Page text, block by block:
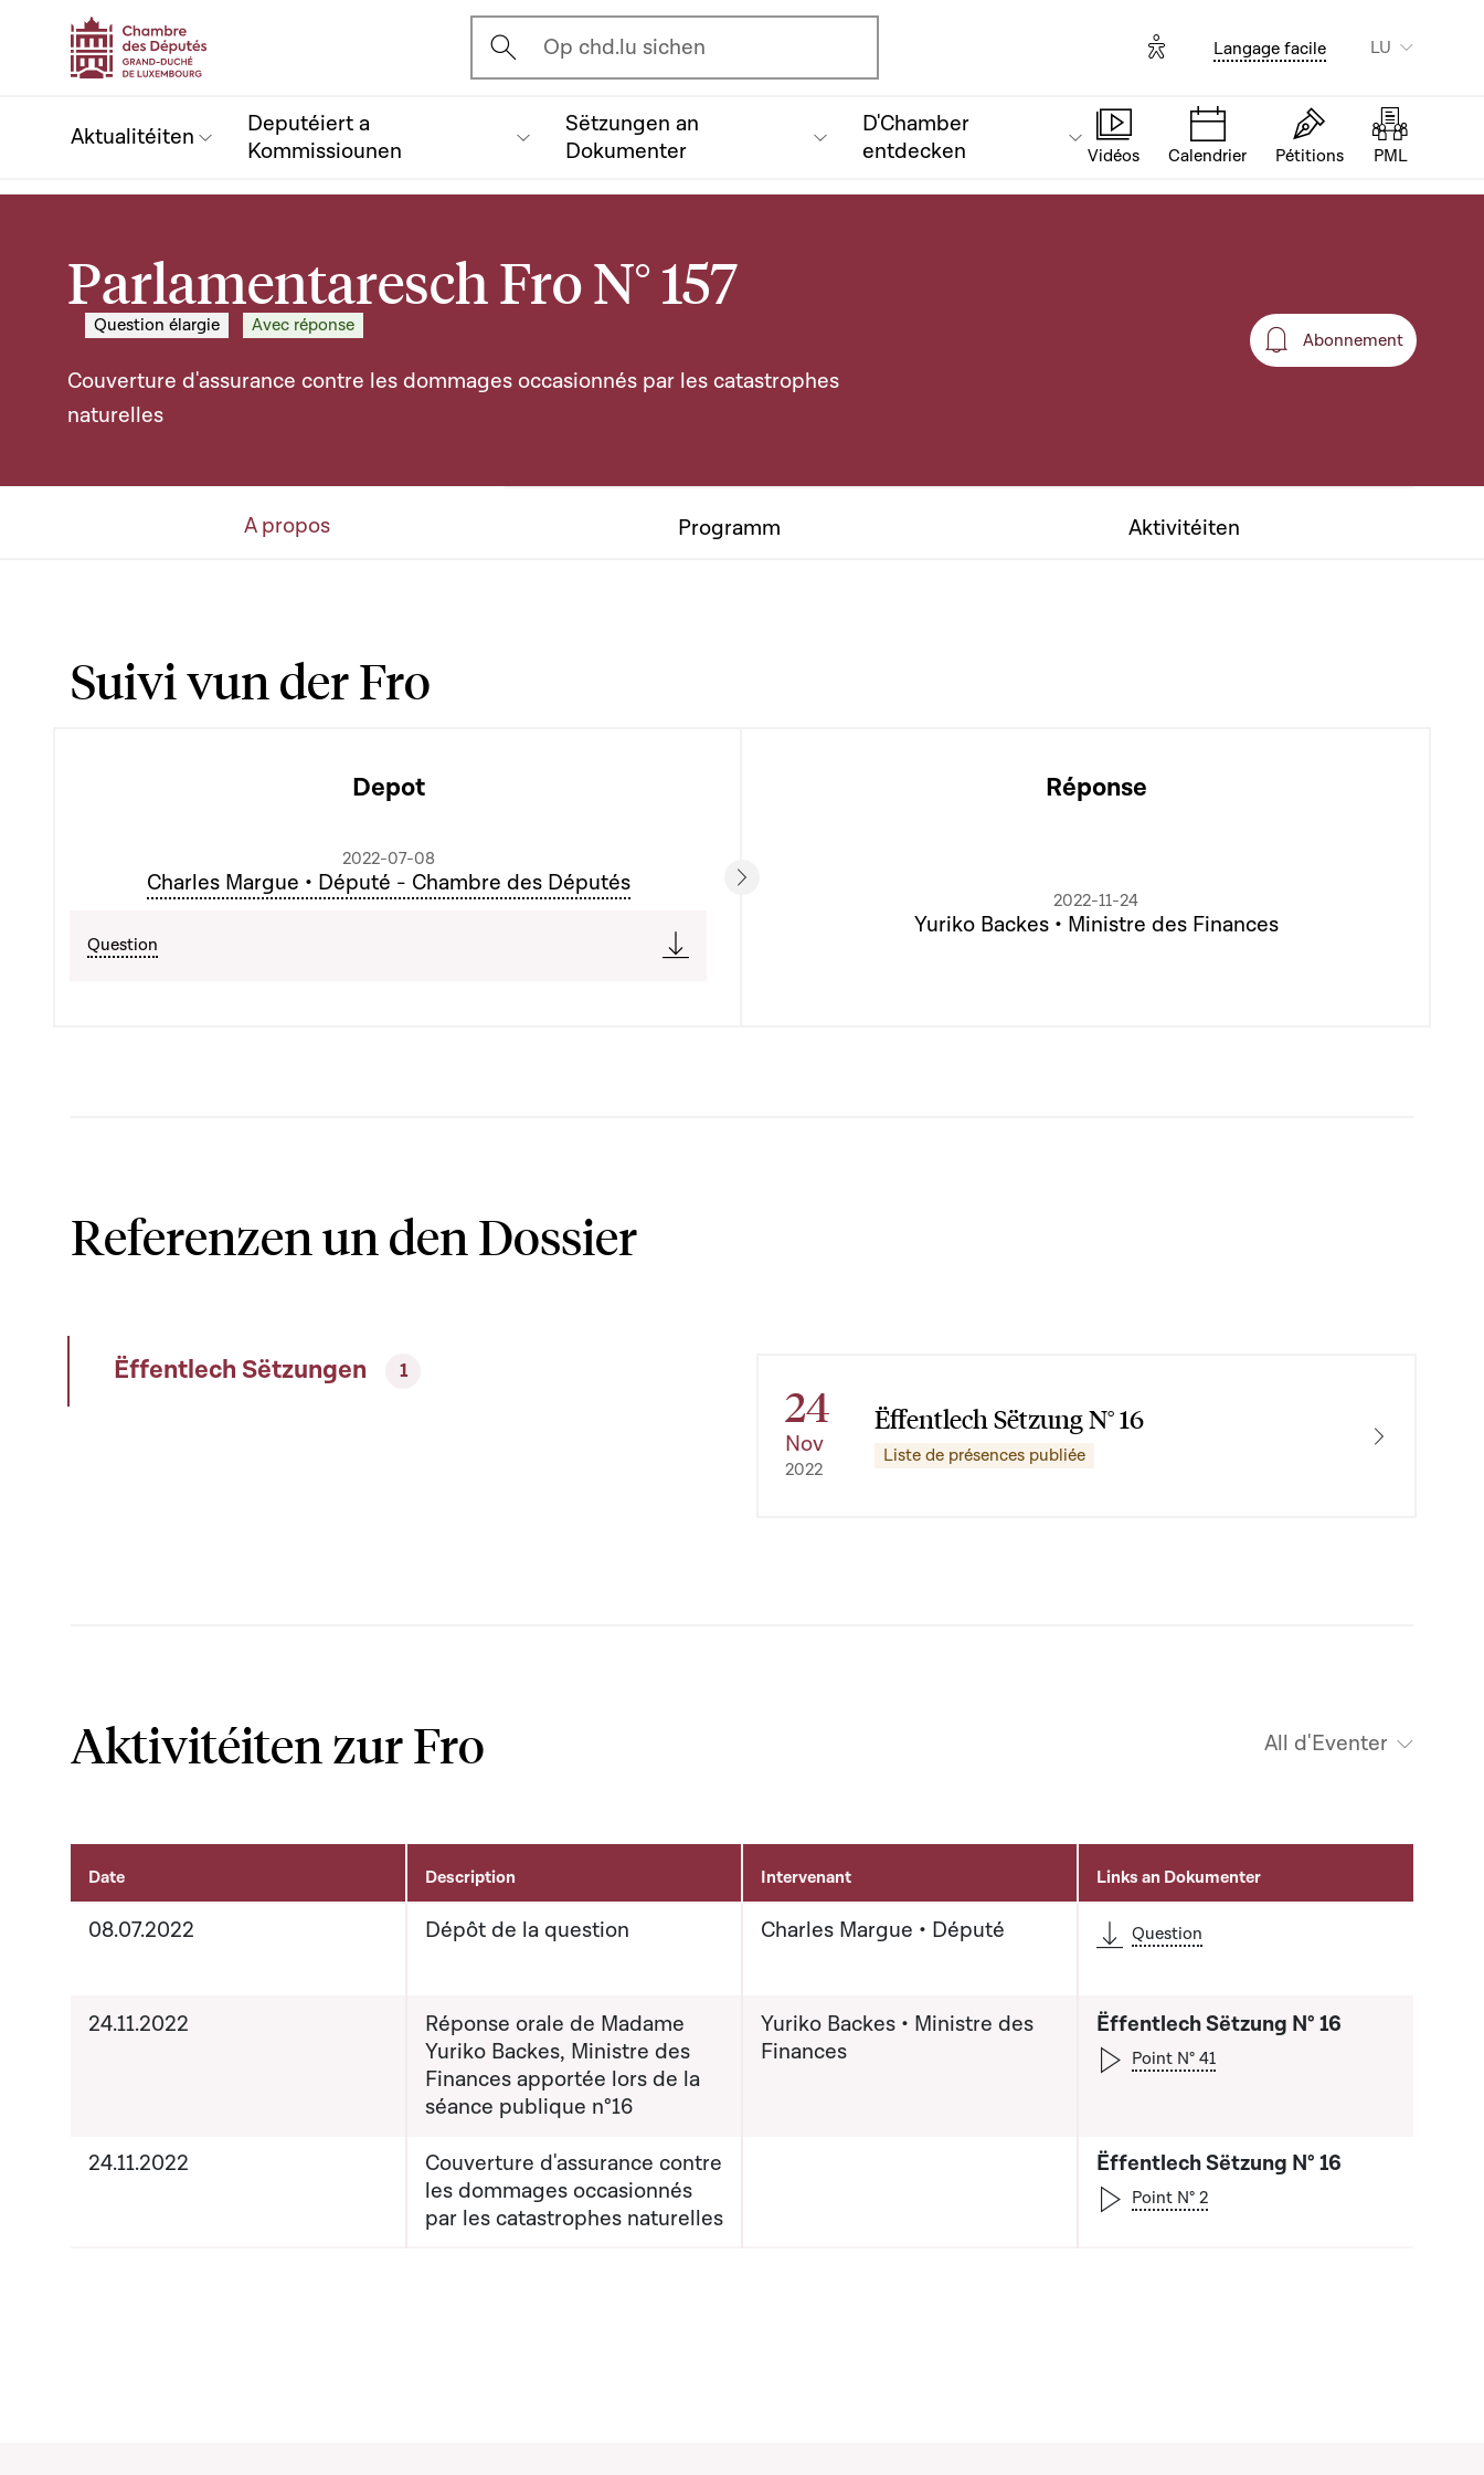
Ouvrir l'écran de recherche
Op chd.lu sichen Options d'accessibilité
Langage facile LU
Aktualitéiten
Deputéiert a
Kommissiounen
Sëtzungen an
Dokumenter
D'Chamber
entdecken
Vidéos Calendrier Pétitions PML
Parlamentaresch Fro N° 157
Question élargie Avec réponse
Couverture d'assurance contre les dommages occasionnés par les catastrophes
naturelles
Abonnement
Abonnement
A propos Programm Aktivitéiten
Suivi vun der Fro
Depot
2022-07-08
Charles Margue • Député - Chambre des Députés
Question
Réponse
2022-11-24
Yuriko Backes • Ministre des Finances
Referenzen un den Dossier
Ëffentlech Sëtzungen 1
24
Nov
2022
Ëffentlech Sëtzung N° 16
Liste de présences publiée
Aktivitéiten zur Fro All d'Eventer
Aktivitéiten um Dossier
Date Description Intervenant Links an Dokumenter
08.07.2022 Dépôt de la question Charles Margue • Député Question
24.11.2022
Réponse orale de Madame
Yuriko Backes, Ministre des
Finances apportée lors de la
séance publique n°16
Yuriko Backes • Ministre des
Finances
Ëffentlech Sëtzung N° 16
Point N° 41
24.11.2022
Couverture d'assurance contre
les dommages occasionnés
par les catastrophes naturelles
Ëffentlech Sëtzung N° 16
Point N° 2